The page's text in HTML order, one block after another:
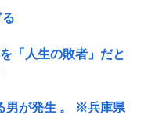
「人生の敗者」だと
男が発生 。 ※兵庫県